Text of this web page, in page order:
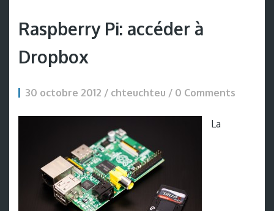
Raspberry Pi: accéder à
Dropbox
30 octobre 2012 / chteuchteu / 0 Comments
La